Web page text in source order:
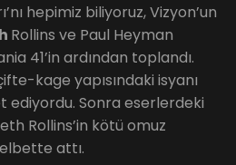
hepimiz biliyoruz, Vizyon’un
Rollins ve Paul Heyman
41’in ardından toplandı.
kage yapısındaki isyanı
ediyordu. Sonra eserlerdeki
Rollins’in kötü omuz
attı.